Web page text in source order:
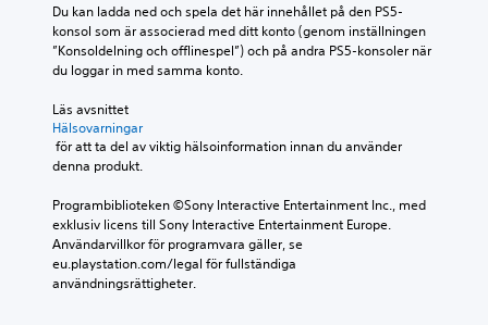
Du kan ladda ned och spela det här innehållet på den PS5-
konsol som är associerad med ditt konto (genom inställningen
”Konsoldelning och offlinespel”) och på andra PS5-konsoler när
du loggar in med samma konto.
Läs avsnittet
Hälsovarningar
denna produkt.
Programbiblioteken ©Sony Interactive Entertainment Inc., med
exklusiv licens till Sony Interactive Entertainment Europe.
Användarvillkor för programvara gäller, se
eu.playstation.com/legal för fullständiga
användningsrättigheter.